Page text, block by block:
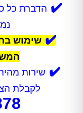
✔️ הדברת כל
✔️שימוש
✔️ שירות
לקבלת